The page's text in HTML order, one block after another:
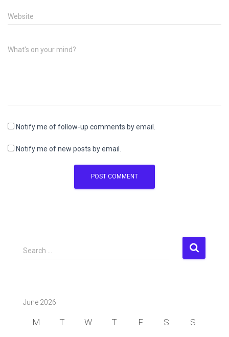
Website
What's on your mind?
Notify me of follow-up comments by email.
Notify me of new posts by email.
S
e
h
Search …
June 2026
M T W T F S S